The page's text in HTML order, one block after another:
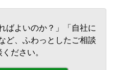
ばよいのか？」「自社に
ど、ふわっとしたご相談
ださい。